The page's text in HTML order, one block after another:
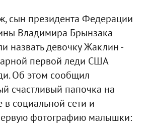
сын президента Федерации
Владимира Брынзака
назвать девочку Жаклин -
первой леди США
Об этом сообщил
счастливый папочка на
в социальной сети и
фотографию малышки: